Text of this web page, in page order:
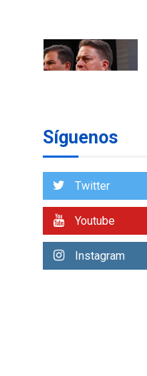
1
Síguenos
Twitter
Youtube
Instagram